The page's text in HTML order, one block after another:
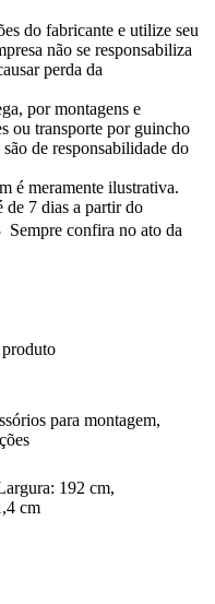
do fabricante e utilize seu
não se responsabiliza
perda da
por montagens e
ou transporte por guincho
de responsabilidade do
é meramente ilustrativa.
de 7 dias a partir do
Sempre confira no ato da
para montagem,
192 cm,
cm